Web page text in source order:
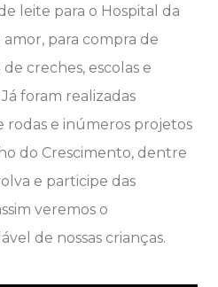
leite para o Hospital da
para compra de
creches, escolas e
foram realizadas
rodas e inúmeros projetos
do Crescimento, dentre
e participe das
veremos o
de nossas crianças.